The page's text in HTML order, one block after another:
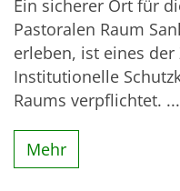
Ein sicherer Ort für
Pastoralen Raum
erleben, ist eines
Institutionelle
Raums verpflichtet. ...
Mehr